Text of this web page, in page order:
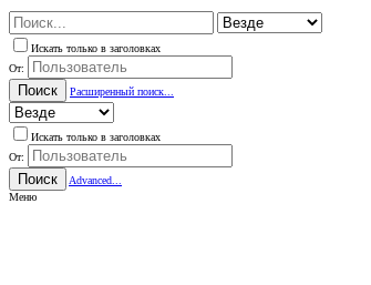
Искать только в заголовках
От:
Поиск Расширенный поиск...
Искать только в заголовках
От:
Поиск
Advanced...
Меню